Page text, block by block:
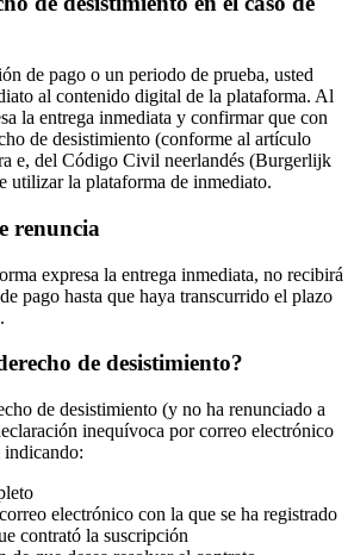
de pago o un periodo de prueba, usted
al contenido digital de la plataforma. Al
la entrega inmediata y confirmar que con
de desistimiento (conforme al artículo
e, del Código Civil neerlandés (Burgerlijk
utilizar la plataforma de inmediato.
renuncia
expresa la entrega inmediata, no recibirá
pago hasta que haya transcurrido el plazo
de desistimiento?
de desistimiento (y no ha renunciado a
inequívoca por correo electrónico
indicando:
electrónico con la que se ha registrado
contrató la suscripción